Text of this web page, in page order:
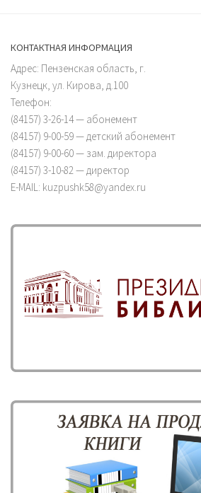
КОНТАКТНАЯ ИНФОРМАЦИЯ
Адрес: Пензенская область, г.
Кузнецк, ул. Кирова, д.100
Телефон:
(84157) 3-26-14 — абонемент
(84157) 9-00-59 — детский абонемент
(84157) 9-00-60 — зам. директора
(84157) 3-10-82 — директор
E-MAIL: kuzpushk58@yandex.ru